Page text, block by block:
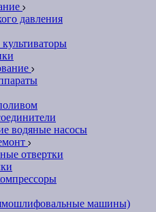
давления
водяные насосы
отвертки
машины)